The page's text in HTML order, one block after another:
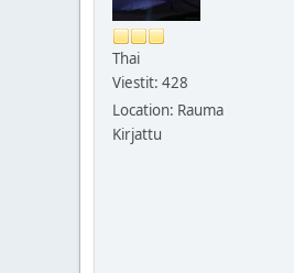
Thai
Viestit: 428
Location: Rauma
Kirjattu